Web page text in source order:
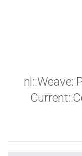
nl ::Weave::
Current::